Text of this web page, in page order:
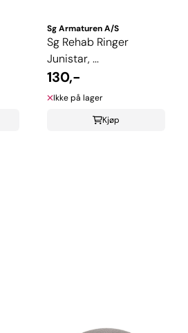
Sg Armaturen A/S
Sg Rehab Ringer
Junistar, ...
130,-
Ikke på lager
Kjøp